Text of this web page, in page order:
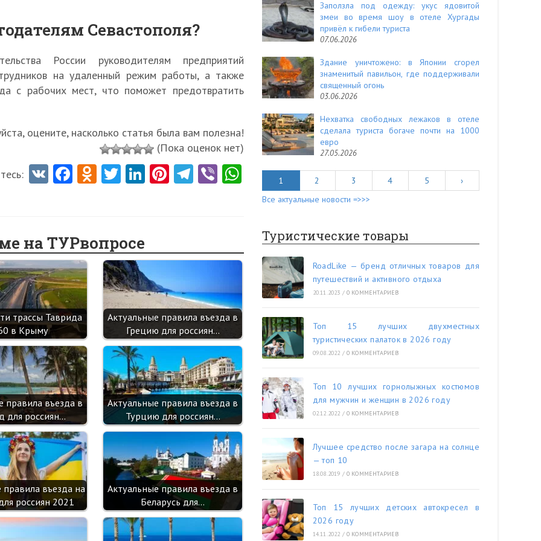
Севастополя?
России руководителям предприятий
на удаленный режим работы, а также
с рабочих мест, что поможет предотвратить
оцените, насколько статья была вам полезна!
(Пока оценок нет)
VFa
o
k
O
kl
as
sn
ik
i
T Li
n
Pi
t
Te
m
Vi
на ТУРвопросе
трассы Таврида
в Крыму
Актуальные правила въезда в
Грецию для россиян…
правила въезда в
для россиян…
Актуальные правила въезда в
Турцию для россиян…
правила въезда на
россиян 2021
Актуальные правила въезда в
Беларусь для…
Заползла под одежду: укус ядовитой
змеи во время шоу в отеле Хургады
привёл к гибели туриста
07.06.2026
Здание уничтожено: в Японии сгорел
знаменитый павильон, где поддерживали
священный огонь
03.06.2026
Нехватка свободных лежаков в отеле
сделала туриста богаче почти на 1000
евро
27.05.2026
1 2 3 4 5
›
Все актуальные новости =>>>
Туристические товары
RoadLike — бренд отличных товаров для
путешествий и активного отдыха
20.11.2023 / 0 КОММЕНТАРИЕВ
Топ 15 лучших двухместных
туристических палаток в 2026 году
09.08.2022 / 0 КОММЕНТАРИЕВ
Топ 10 лучших горнолыжных костюмов
для мужчин и женщин в 2026 году
02.12.2022 / 0 КОММЕНТАРИЕВ
Лучшее средство после загара на солнце
— топ 10
18.08.2019 / 0 КОММЕНТАРИЕВ
Топ 15 лучших детских автокресел в
2026 году
14.11.2022 / 0 КОММЕНТАРИЕВ